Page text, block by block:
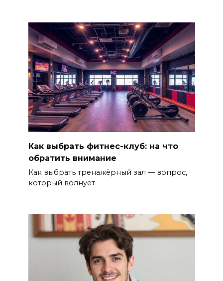
Как выбрать фитнес-клуб: на что
обратить внимание
Как выбрать тренажёрный зал — вопрос,
который волнует